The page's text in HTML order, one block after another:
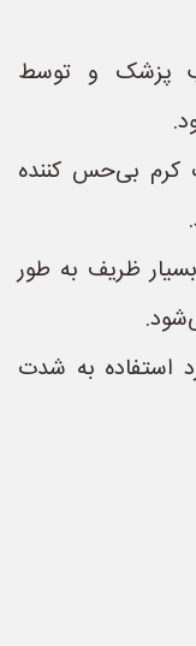
پزشک و توسط
کرم بی‌حس کننده
ظریف به طور
استفاده به شدت